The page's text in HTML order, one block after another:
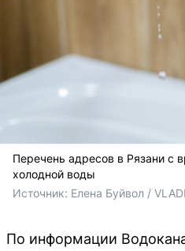
Перечень адресов в Рязани с
холодной воды
Источник: Елена Буйвол /
По информации